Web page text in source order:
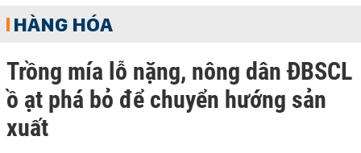
HÀNG HÓA
Trồng mía lỗ nặng, nông dân ĐBSCL
ồ ạt phá bỏ để chuyển hướng sản
xuất